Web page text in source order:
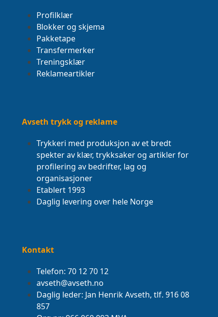
Profilklær
Blokker og skjema
Pakketape
Transfermerker
Treningsklær
Reklameartikler
Avseth trykk og reklame
Trykkeri med produksjon av et bredt
spekter av klær, trykksaker og artikler for
profilering av bedrifter, lag og
organisasjoner
Etablert 1993
Daglig levering over hele Norge
Kontakt
Telefon: 70 12 70 12
avseth@avseth.no
Daglig leder: Jan Henrik Avseth, tlf. 916 08
857